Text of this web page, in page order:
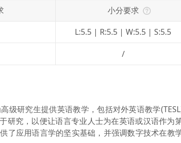
小分要求
L:5.5 | R:5.5 | W:5.5 | S:5.5
/
级研究生提供英语教学，包括对外英语教学
研究，以便让语言专业人士为在英语或汉语作为
了应用语言学的坚实基础，并强调数字技术在教